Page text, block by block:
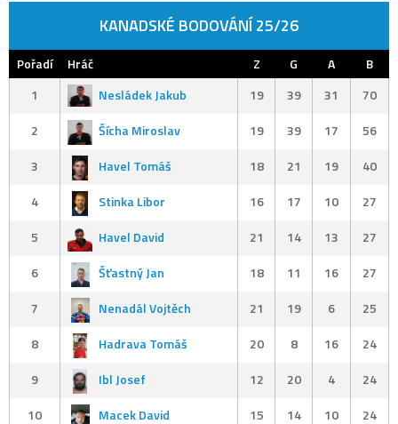
KANADSKÉ BODOVÁNÍ 25/26
Pořadí Hráč Z G A
B
1
Nesládek Jakub 19 39 31
70
2
Šícha Miroslav 19 39 17
56
3
Havel Tomáš 18 21 19
40
4
Stinka Libor 16 17 10
27
5
Havel David 21 14 13
27
6
Šťastný Jan 18 11 16
27
7
Nenadál Vojtěch 21 19 6
25
8
Hadrava Tomáš 20 8 16
24
9
Ibl Josef 12 20 4
24
10
Macek David 15 14 10
24